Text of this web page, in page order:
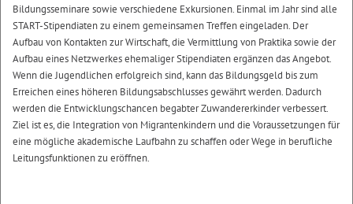
Bildungsseminare sowie verschiedene Exkursionen. Einmal im Jahr sind alle
START-Stipendiaten zu einem gemeinsamen Treffen eingeladen. Der
Aufbau von Kontakten zur Wirtschaft, die Vermittlung von Praktika sowie der
Aufbau eines Netzwerkes ehemaliger Stipendiaten ergänzen das Angebot.
Wenn die Jugendlichen erfolgreich sind, kann das Bildungsgeld bis zum
Erreichen eines höheren Bildungsabschlusses gewährt werden. Dadurch
werden die Entwicklungschancen begabter Zuwandererkinder verbessert.
Ziel ist es, die Integration von Migrantenkindern und die Voraussetzungen für
eine mögliche akademische Laufbahn zu schaffen oder Wege in berufliche
Leitungsfunktionen zu eröffnen.